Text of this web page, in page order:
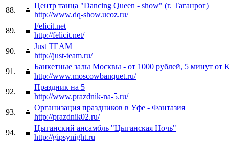
88.
Центр танца "Dancing Queen - show" (г. Таганрог)
http://www.dq-show.ucoz.ru/
89.
Felicit.net
http://felicit.net/
90.
Just TEAM
http://just-team.ru/
91.
Банкетные залы Москвы - от 1000 рублей, 5 минут от
http://www.moscowbanquet.ru/
92.
Праздник на 5
http://www.prazdnik-na-5.ru/
93.
Организация праздников в Уфе - Фантазия
http://prazdnik02.ru/
94.
Цыганский ансамбль "Цыганская Ночь"
http://gipsynight.ru